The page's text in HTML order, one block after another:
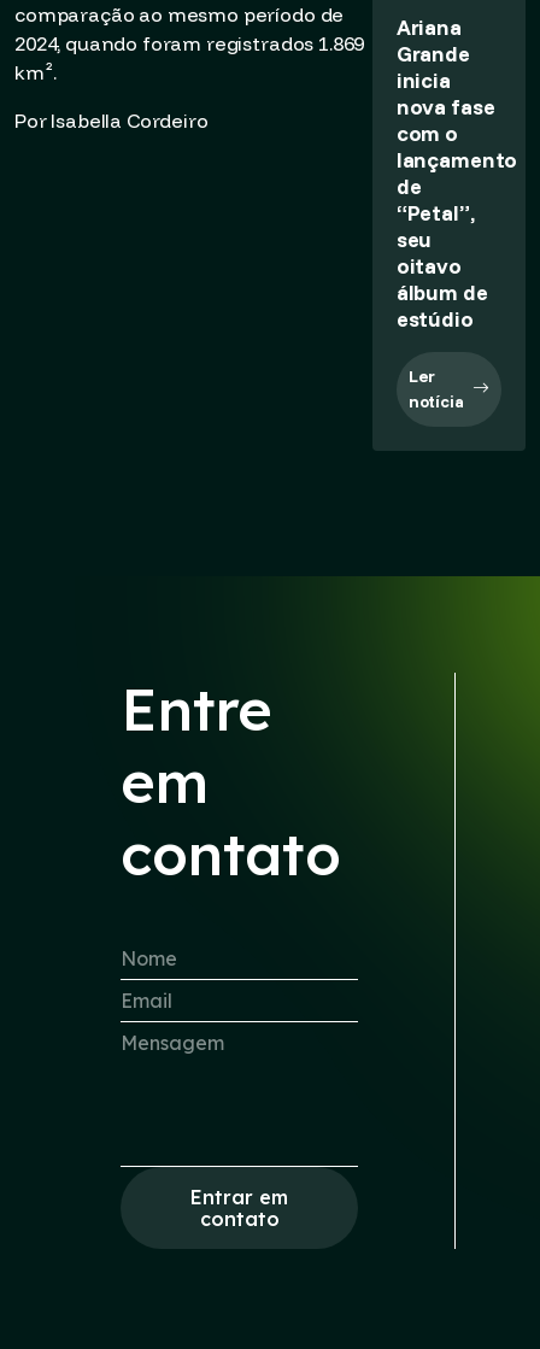
comparação ao mesmo período de
2024, quando foram registrados 1.869
km².
Por Isabella Cordeiro
Ariana
Grande
inicia
nova fase
com o
lançamento
de
“Petal”,
seu
oitavo
álbum de
estúdio
Ler
notícia
Entre
em
contato
Entrar em
contato